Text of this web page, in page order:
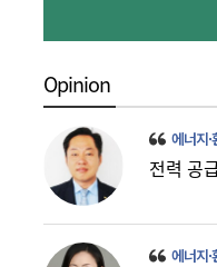
19:24
금호석화, 2분기
익성은 ‘글쎄’
Opinion
에너지
전력 공
에너지